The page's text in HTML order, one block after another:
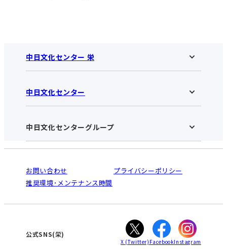
中日文化センター 栄
中日文化センター 栄HOME
お知らせ
アクセス･営業時間
お申し込みの流れ
入会と受講のご案内
中日文化センター
中日文化センターHOME
中日文化センターとは
受講規約・会員特典
ご利用ガイド
オンライン講座受講の手順
WEBサイトのよくある質問
中日文化センターグループ
南大高
犬山
高蔵寺
大垣
津
お問い合わせ
プライバシーポリシー
推奨環境･メンテナンス時間
公式SNS(栄)
X (Twitter) FacebookInstagram